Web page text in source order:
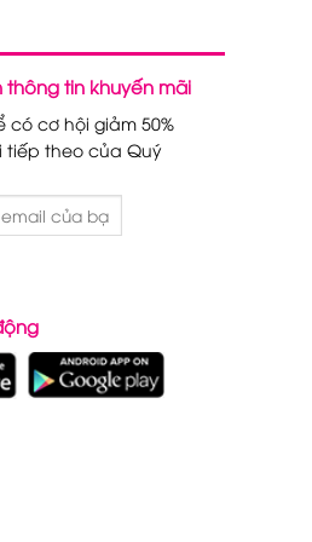
tin khuyến mãi
có cơ hội giảm 50%
tiếp theo của Quý